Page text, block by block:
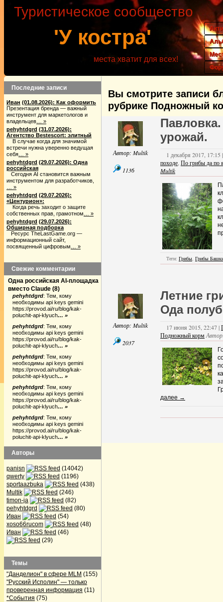
'У костра'
Туристическое сообщество
места хватит для всех!
Вы смотрите записи
рубрике Подножный
Автор: Multik
1136
урожай.
1 декабря 2017, 17:15
походе По грибы да по
Multik
Теги: Грибы, Грибы
Автор: Multik
2037
Летние
Ода
17 июня 2015, 22:47 |
Подножный корм
далее →
Последние записи
Иван (01.08.2026): Как оформить
Презентация бренда — важный
инструмент для маркетологов и
владельцев … »
pehyhtdgrd (31.07.2026):
Агентство Bestescort: элитный
В случае когда для значимой
встречи нужна уверенно ведущая
себя … »
pehyhtdgrd (29.07.2026): Одна
российская
Сегодня AI становится важным
инструментом для разработчиков,
… »
pehyhtdgrd (29.07.2026):
«Центурион»:
Когда речь заходит о защите
собственных прав, грамотном … »
pehyhtdgrd (29.07.2026):
Обширная подборка
Ресурс TheLastGame.org —
информационный сайт,
посвященный цифровым … »
Свежие комментарии
Одна российская AI-площадка
вместо Claude (8)
pehyhtdgrd: Тем, кому
необходимы api keys gemini
https://provod.ai/ru/blog/kak-
poluchit-api-klyuch… »
pehyhtdgrd: Тем, кому
необходимы api keys gemini
https://provod.ai/ru/blog/kak-
poluchit-api-klyuch… »
pehyhtdgrd: Тем, кому
необходимы api keys gemini
https://provod.ai/ru/blog/kak-
poluchit-api-klyuch… »
pehyhtdgrd: Тем, кому
необходимы api keys gemini
https://provod.ai/ru/blog/kak-
poluchit-api-klyuch… »
pehyhtdgrd: Тем, кому
необходимы api keys gemini
https://provod.ai/ru/blog/kak-
poluchit-api-klyuch… »
Авторы
panisn
(14042)
qwerty
(1196)
sportaazbuka
(438)
Multik
(246)
timon-ja
(82)
pehyhtdgrd
(80)
Иван
(54)
xoso66rucom
(48)
Иван
(46)
(29)
Темы
"Данделион" в сфере MLM (155)
"Русский Исполин" — только
проверенная информация (11)
*События (75)